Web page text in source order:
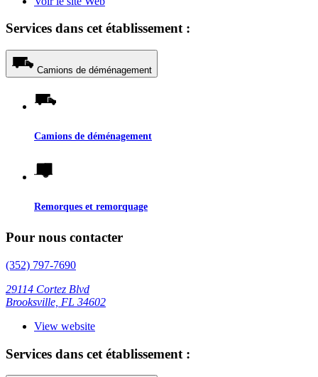
Services dans cet établissement :
Camions de déménagement
Camions de déménagement
Remorques et remorquage
Pour nous contacter
(352) 797-7690
29114 Cortez Blvd
Brooksville, FL 34602
View website
Services dans cet établissement :